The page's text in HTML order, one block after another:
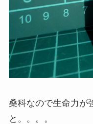
桑科なので生命力が
と。。。。